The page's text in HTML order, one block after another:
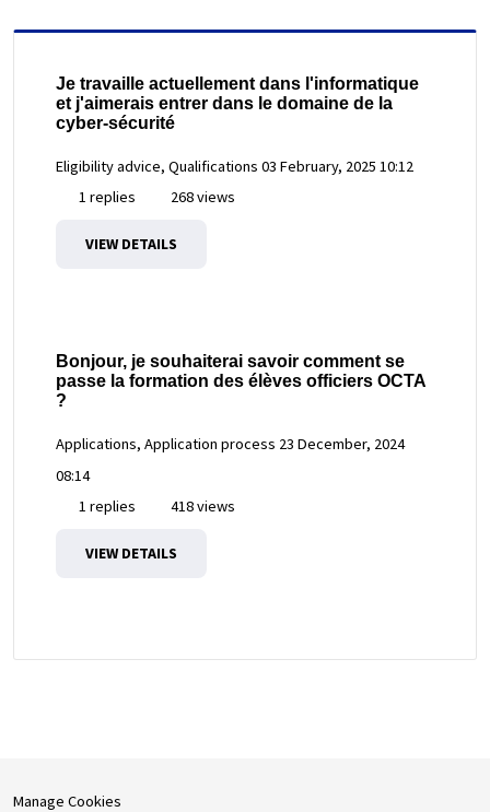
Je travaille actuellement dans l'informatique
et j'aimerais entrer dans le domaine de la
cyber-sécurité
Eligibility advice, Qualifications 03 February, 2025 10:12
1 replies
268 views
VIEW DETAILS
Bonjour, je souhaiterai savoir comment se
passe la formation des élèves officiers OCTA
?
Applications, Application process 23 December, 2024
08:14
1 replies
418 views
VIEW DETAILS
Manage Cookies